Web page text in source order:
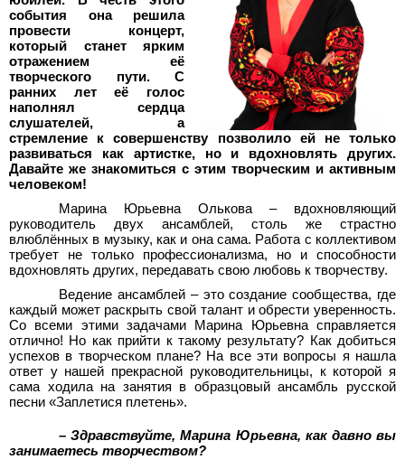
события она решила
провести концерт,
который станет ярким
отражением её
творческого пути. С
ранних лет её голос
наполнял сердца
слушателей, а
стремление к совершенству позволило ей не только
развиваться как артистке, но и вдохновлять других.
Давайте же знакомиться с этим творческим и активным
человеком!
Марина Юрьевна Олькова – вдохновляющий
руководитель двух ансамблей, столь же страстно
влюблённых в музыку, как и она сама. Работа с коллективом
требует не только профессионализма, но и способности
вдохновлять других, передавать свою любовь к творчеству.
Ведение ансамблей – это создание сообщества, где
каждый может раскрыть свой талант и обрести уверенность.
Со всеми этими задачами Марина Юрьевна справляется
отлично! Но как прийти к такому результату? Как добиться
успехов в творческом плане? На все эти вопросы я нашла
ответ у нашей прекрасной руководительницы, к которой я
сама ходила на занятия в образцовый ансамбль русской
песни «Заплетися плетень».
– Здравствуйте, Марина Юрьевна, как давно вы
занимаетесь творчеством?